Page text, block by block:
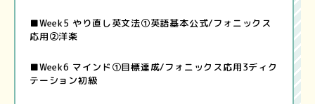
■Week5 やり直し英文法①英語基本公式/フォニックス
応用②洋楽
■Week6 マインド①目標達成/フォニックス応用3ディク
テーション初級